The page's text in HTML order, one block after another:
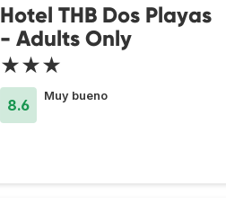
Hotel THB Dos Playas
- Adults Only
★★★
8.6
Muy bueno